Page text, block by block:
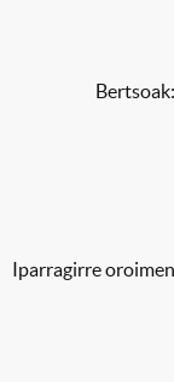
Iparragirre